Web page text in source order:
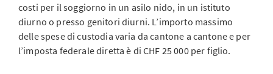
costi per il soggiorno in un asilo nido, in un istituto
diurno o presso genitori diurni. L’importo massimo
delle spese di custodia varia da cantone a cantone e per
l’imposta federale diretta è di CHF 25 000 per figlio.